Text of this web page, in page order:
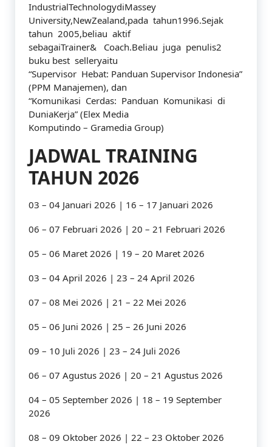
IndustrialTechnologydiMassey
University,NewZealand,pada tahun1996.Sejak
tahun 2005,beliau aktif
sebagaiTrainer& Coach.Beliau juga penulis2
buku best selleryaitu
“Supervisor Hebat: Panduan Supervisor Indonesia”
(PPM Manajemen), dan
“Komunikasi Cerdas: Panduan Komunikasi di
DuniaKerja” (Elex Media
Komputindo – Gramedia Group)
JADWAL TRAINING
TAHUN 2026
03 – 04 Januari 2026 | 16 – 17 Januari 2026
06 – 07 Februari 2026 | 20 – 21 Februari 2026
05 – 06 Maret 2026 | 19 – 20 Maret 2026
03 – 04 April 2026 | 23 – 24 April 2026
07 – 08 Mei 2026 | 21 – 22 Mei 2026
05 – 06 Juni 2026 | 25 – 26 Juni 2026
09 – 10 Juli 2026 | 23 – 24 Juli 2026
06 – 07 Agustus 2026 | 20 – 21 Agustus 2026
04 – 05 September 2026 | 18 – 19 September
2026
08 – 09 Oktober 2026 | 22 – 23 Oktober 2026